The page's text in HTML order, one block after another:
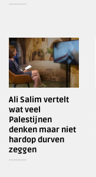
Ali Salim vertelt
wat veel
Palestijnen
denken maar niet
hardop durven
zeggen